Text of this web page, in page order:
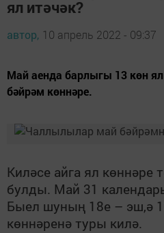
ял итәчәк?
автор, 10 апрель 2022 - 09:37
Май аенда барлыгы 13 көн
бәйрәм көннәре.
Киләсе айга ял көннәре
булды. Май 31
Быел шуның 18е – эш,ә
көннәренә туры килә.